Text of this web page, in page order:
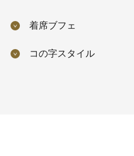
着席ブフェ
コの字スタイル